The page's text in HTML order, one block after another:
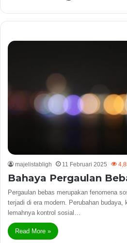
majelistabligh 11 Februari 2025
Bahaya Pergaulan
Pergaulan bebas merupakan fenomena
terjadi di era modern. Perubahan budaya,
lemahnya kontrol sosial…
Read More »